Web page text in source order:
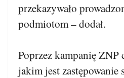
przekazywało
podmiotom – dodał.
Poprzez kampanię
jakim jest